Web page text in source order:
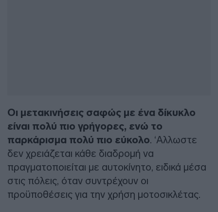
Οι μετακινήσεις σαφώς με ένα δίκυκλο
είναι πολύ πιο γρήγορες, ενώ το
παρκάρισμα πολύ πιο εύκολο. ‘Αλλωστε
δεν χρειάζεται κάθε διαδρομή να
πραγματοποιείται με αυτοκίνητο, ειδικά μέσα
στις πόλεις, όταν συντρέχουν οι
προϋποθέσεις για την χρήση μοτοσικλέτας.